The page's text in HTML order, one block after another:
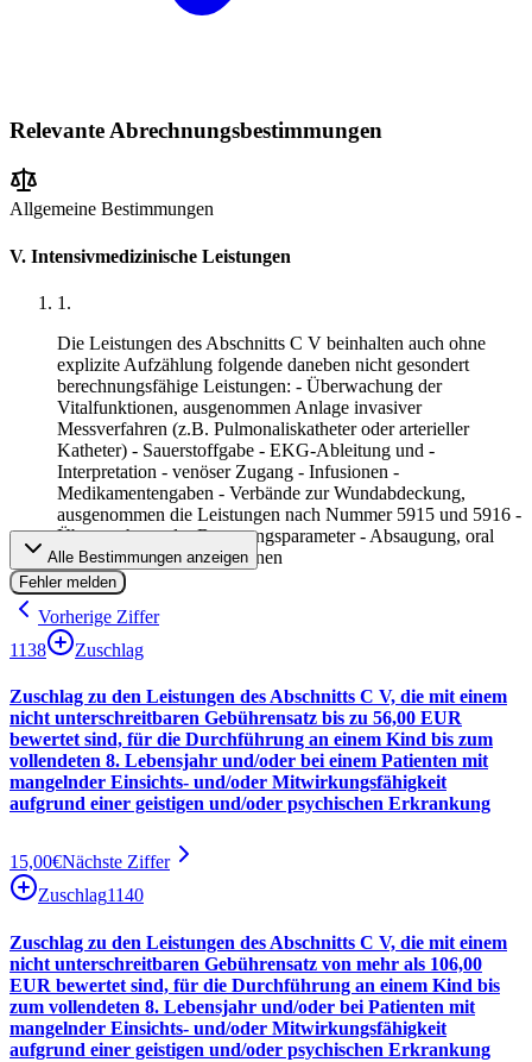
Relevante Abrechnungsbestimmungen
Allgemeine Bestimmungen
V. Intensivmedizinische Leistungen
1 .
Die Leistungen des Abschnitts C V beinhalten auch ohne
explizite Aufzählung folgende daneben nicht gesondert
berechnungsfähige Leistungen: - Überwachung der
Vitalfunktionen, ausgenommen Anlage invasiver
Messverfahren (z.B. Pulmonaliskatheter oder arterieller
Katheter) - Sauerstoffgabe - EKG-Ableitung und -
Interpretation - venöser Zugang - Infusionen -
Medikamentengaben - Verbände zur Wundabdeckung,
ausgenommen die Leistungen nach Nummer 5915 und 5916 -
Überwachung der Beatmungsparameter - Absaugung, oral
oder nasal - Dokumentationen
Alle Bestimmungen anzeigen
Fehler melden
Vorherige Ziffer
1138
Zuschlag
Zuschlag zu den Leistungen des Abschnitts C V, die mit einem
nicht unterschreitbaren Gebührensatz bis zu 56,00 EUR
bewertet sind, für die Durchführung an einem Kind bis zum
vollendeten 8. Lebensjahr und/oder bei einem Patienten mit
mangelnder Einsichts- und/oder Mitwirkungsfähigkeit
aufgrund einer geistigen und/oder psychischen Erkrankung
15,00€Nächste Ziffer
Zuschlag1140
Zuschlag zu den Leistungen des Abschnitts C V, die mit einem
nicht unterschreitbaren Gebührensatz von mehr als 106,00
EUR bewertet sind, für die Durchführung an einem Kind bis
zum vollendeten 8. Lebensjahr und/oder bei Patienten mit
mangelnder Einsichts- und/oder Mitwirkungsfähigkeit
aufgrund einer geistigen und/oder psychischen Erkrankung